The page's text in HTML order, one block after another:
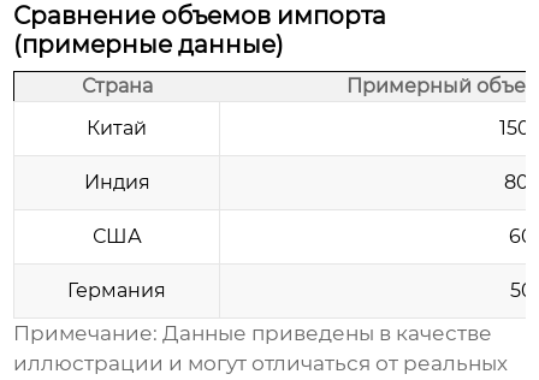
Сравнение объемов импорта
(примерные данные)
Страна
Примерный
Китай
Индия
США
Германия
Примечание: Данные приведены в качестве
иллюстрации и могут отличаться от реальных